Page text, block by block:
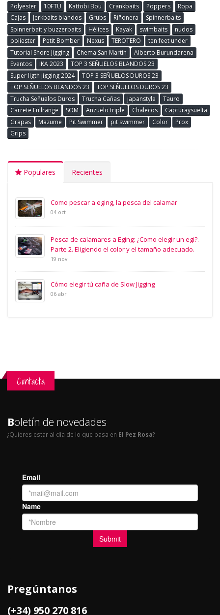
Polyester
10FTU Kattobi Bou Crankbaits Poppers
Ropa
Cajas
Jerkbaits blandos Grubs Riñonera
Spinnerbaits
Spinnerbait y buzzerbaits
Hèlices Kayak swimbaits
nudos
poliester
Petit Bomber Nexus TEROTERO
ten feet under
Tutorial Shore Jigging
Chema San Martin
Alberto Burundarena
Eventos
IKA 2023
TOP 3 SEÑUELOS BLANDOS 23
Super ligth jigging 2024
TOP 3 SEÑUELOS DUROS 23
TOP SEÑUELOS BLANDOS 23
TOP SEÑUELOS DUROS 23
Trucha Señuelos Duros
Trucha Cañas japanstyle
Tauro
Carrete Fullrange
SOM Anzuelo triple Chalecos
Capturaysuelta
Grapas
Mazume Pit Swimmer pit swimmer Color
Prox
Grips
Populares Recientes
Como pescar a eging, la pesca del calamar
04 oct
Pesca de calamares a Eging: ¿Como elegir un egi?.
Parte 2. Eligiendo el color y el tamaño adecuado.
19 nov
Cómo elegir tú caña de Slow Jigging
06 abr
Contacta
Boletín de novedades
¿Quieres estar al día de lo que pasa en El Pez Rosa?
Pregúntanos
(+34) 950 270 816